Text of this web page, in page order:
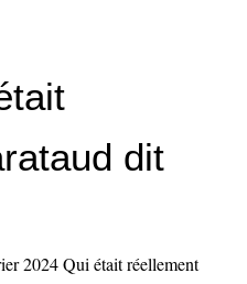
dit
2024 Qui était réellement